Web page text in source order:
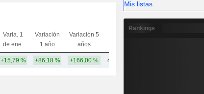
Varia. 1
de ene.
Variación
1 año
Variación 5
años
+15,79 % +86,18 % +166,00 % 4.606000 M
Mis listas
Rankings